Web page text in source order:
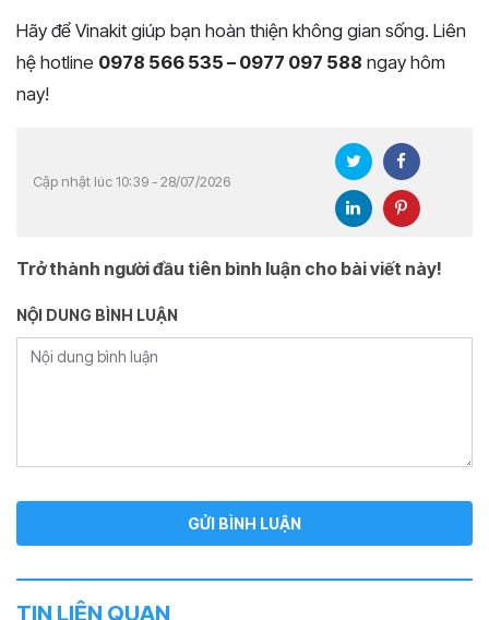
Hãy để Vinakit giúp bạn hoàn thiện không gian sống. Liên
hệ hotline 0978 566 535 – 0977 097 588 ngay hôm
nay!
Cập nhật lúc 10:39 - 28/07/2026
Trở thành người đầu tiên bình luận cho bài viết này!
NỘI DUNG BÌNH LUẬN
TIN LIÊN QUAN